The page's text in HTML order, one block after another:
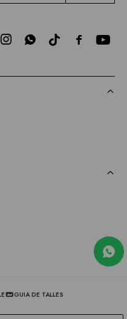
GUIA DE TALLES

 